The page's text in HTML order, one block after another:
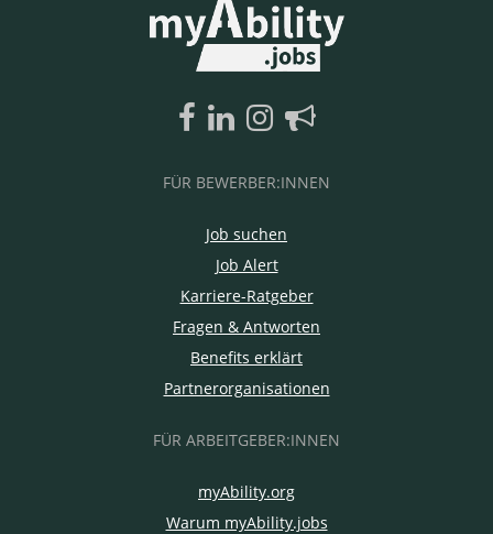
FÜR BEWERBER:INNEN
Job suchen
Job Alert
Karriere-Ratgeber
Fragen & Antworten
Benefits erklärt
Partnerorganisationen
FÜR ARBEITGEBER:INNEN
myAbility.org
Warum myAbility.jobs